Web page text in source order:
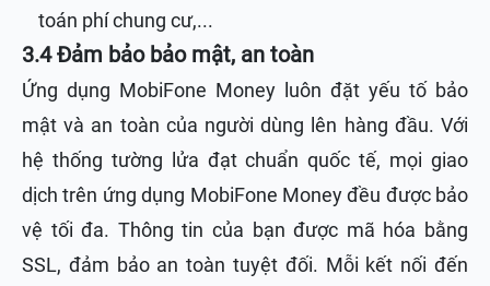
toán phí chung cư,...
3.4 Đảm bảo bảo mật, an toàn
Ứng dụng MobiFone Money luôn đặt yếu tố bảo
mật và an toàn của người dùng lên hàng đầu. Với
hệ thống tường lửa đạt chuẩn quốc tế, mọi giao
dịch trên ứng dụng MobiFone Money đều được bảo
vệ tối đa. Thông tin của bạn được mã hóa bằng
SSL, đảm bảo an toàn tuyệt đối. Mỗi kết nối đến